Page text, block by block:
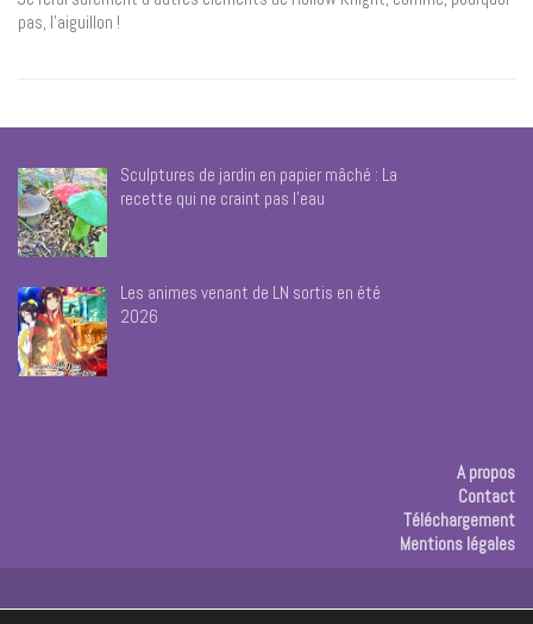
pas, l’aiguillon !
Sculptures de jardin en papier mâché : La
recette qui ne craint pas l’eau
Les animes venant de LN sortis en été
2026
A propos
Contact
Téléchargement
Mentions légales